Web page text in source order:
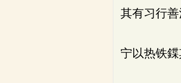
其有习行善
宁以热铁鍱